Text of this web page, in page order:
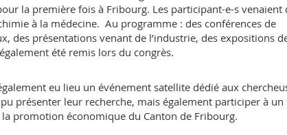
la première fois à Fribourg. Les participant-e-s venaient
à la médecine. Au programme : des conférences de
des présentations venant de l’industrie, des expositions
été remis lors du congrès.
eu lieu un événement satellite dédié aux
présenter leur recherche, mais également participer à un
promotion économique du Canton de Fribourg.